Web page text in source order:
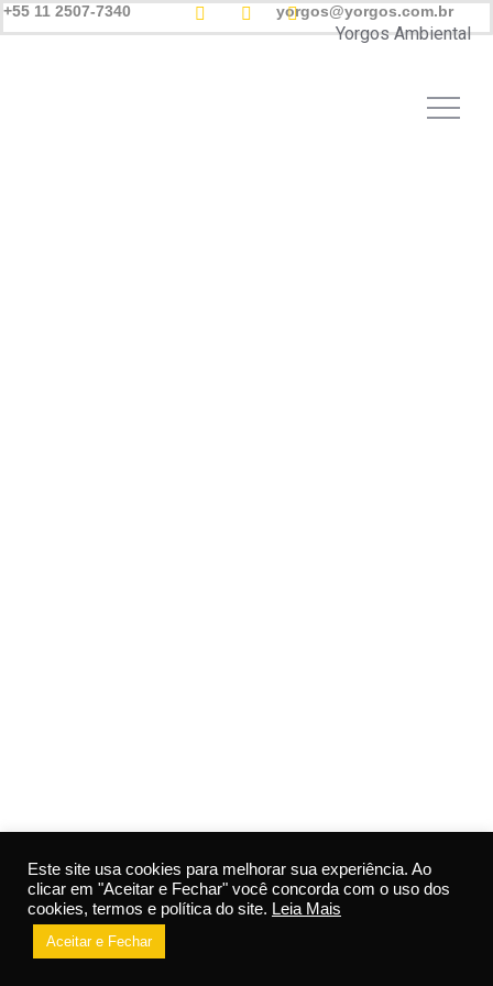
+55 11 2507-7340 yorgos@yorgos.com.br
Este site usa cookies para melhorar sua experiência. Ao
clicar em "Aceitar e Fechar" você concorda com o uso dos
cookies, termos e política do site. Leia Mais
Aceitar e Fechar
Yorgos Ambiental